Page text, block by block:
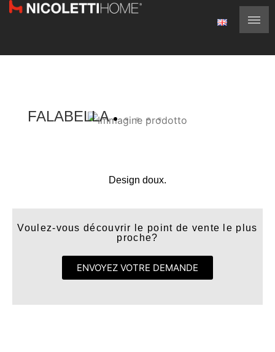
FALABELLA
Design doux.
Voulez-vous découvrir le point de vente le plus
proche?
ENVOYEZ VOTRE DEMANDE